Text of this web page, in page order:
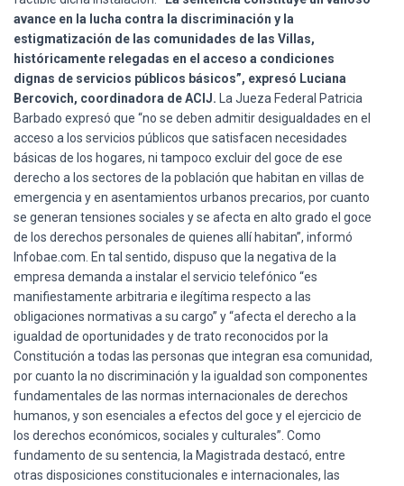
avance en la lucha contra la discriminación y la
estigmatización de las comunidades de las Villas,
históricamente relegadas en el acceso a condiciones
dignas de servicios públicos básicos”, expresó Luciana
Bercovich, coordinadora de ACIJ. La Jueza Federal Patricia
Barbado expresó que “no se deben admitir desigualdades en el
acceso a los servicios públicos que satisfacen necesidades
básicas de los hogares, ni tampoco excluir del goce de ese
derecho a los sectores de la población que habitan en villas de
emergencia y en asentamientos urbanos precarios, por cuanto
se generan tensiones sociales y se afecta en alto grado el goce
de los derechos personales de quienes allí habitan”, informó
Infobae.com. En tal sentido, dispuso que la negativa de la
empresa demanda a instalar el servicio telefónico “es
manifiestamente arbitraria e ilegítima respecto a las
obligaciones normativas a su cargo” y “afecta el derecho a la
igualdad de oportunidades y de trato reconocidos por la
Constitución a todas las personas que integran esa comunidad,
por cuanto la no discriminación y la igualdad son componentes
fundamentales de las normas internacionales de derechos
humanos, y son esenciales a efectos del goce y el ejercicio de
los derechos económicos, sociales y culturales”. Como
fundamento de su sentencia, la Magistrada destacó, entre
otras disposiciones constitucionales e internacionales, las